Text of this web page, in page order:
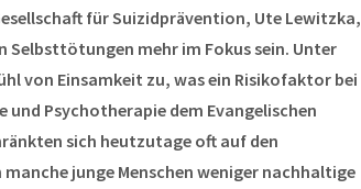
für Suizidprävention, Ute Lewitzka,
Selbsttötungen mehr im Fokus sein. Unter
von Einsamkeit zu, was ein Risikofaktor bei
Psychotherapie dem Evangelischen
sich heutzutage oft auf den
junge Menschen weniger nachhaltige